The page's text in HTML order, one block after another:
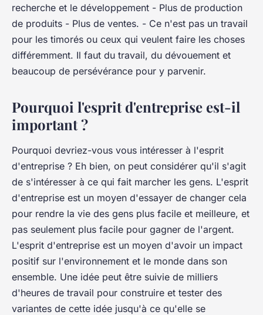
recherche et le développement - Plus de production
de produits - Plus de ventes. - Ce n'est pas un travail
pour les timorés ou ceux qui veulent faire les choses
différemment. Il faut du travail, du dévouement et
beaucoup de persévérance pour y parvenir.
Pourquoi l'esprit d'entreprise est-il
important ?
Pourquoi devriez-vous vous intéresser à l'esprit
d'entreprise ? Eh bien, on peut considérer qu'il s'agit
de s'intéresser à ce qui fait marcher les gens. L'esprit
d'entreprise est un moyen d'essayer de changer cela
pour rendre la vie des gens plus facile et meilleure, et
pas seulement plus facile pour gagner de l'argent.
L'esprit d'entreprise est un moyen d'avoir un impact
positif sur l'environnement et le monde dans son
ensemble. Une idée peut être suivie de milliers
d'heures de travail pour construire et tester des
variantes de cette idée jusqu'à ce qu'elle se